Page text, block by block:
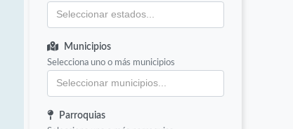
Municipios
Selecciona uno o más municipios
Parroquias